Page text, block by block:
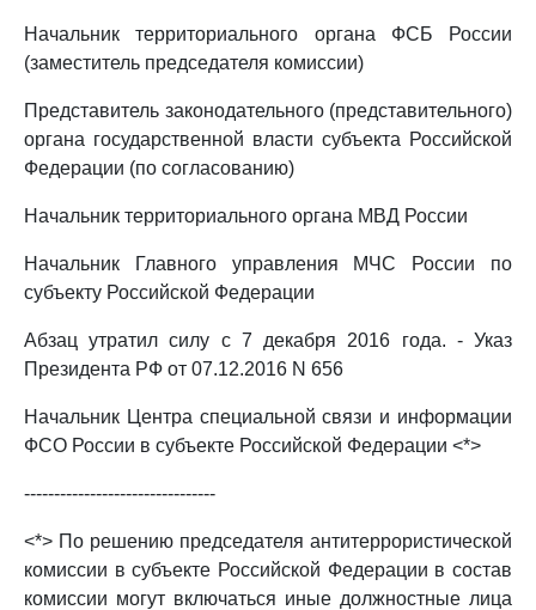
Начальник территориального органа ФСБ России
(заместитель председателя комиссии)
Представитель законодательного (представительного)
органа государственной власти субъекта Российской
Федерации (по согласованию)
Начальник территориального органа МВД России
Начальник Главного управления МЧС России по
субъекту Российской Федерации
Абзац утратил силу с 7 декабря 2016 года. - Указ
Президента РФ от 07.12.2016 N 656
Начальник Центра специальной связи и информации
ФСО России в субъекте Российской Федерации <*>
--------------------------------
<*> По решению председателя антитеррористической
комиссии в субъекте Российской Федерации в состав
комиссии могут включаться иные должностные лица